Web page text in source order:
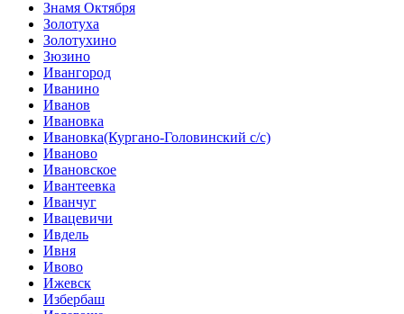
Знамя Октября
Золотуха
Золотухино
Зюзино
Ивангород
Иванино
Иванов
Ивановка
Ивановка(Кургано-Головинский с/с)
Иваново
Ивановское
Ивантеевка
Иванчуг
Ивацевичи
Ивдель
Ивня
Ивово
Ижевск
Избербаш